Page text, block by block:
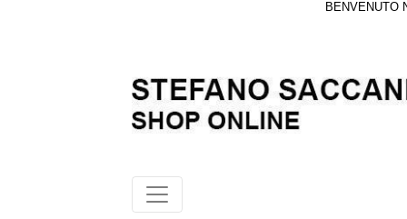
BENVENUTO